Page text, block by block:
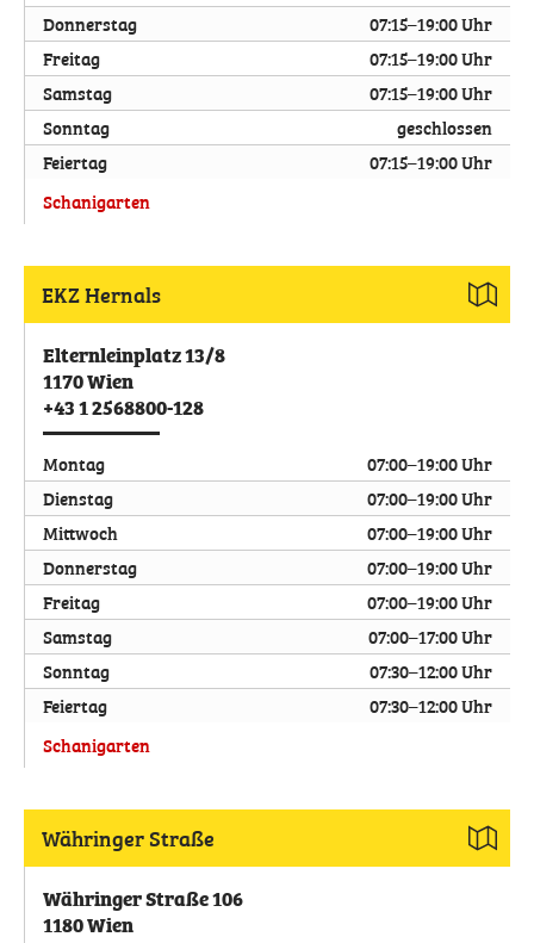
Donnerstag
07:15–19:00 Uhr
Freitag
07:15–19:00 Uhr
Samstag
07:15–19:00 Uhr
Sonntag
geschlossen
Feiertag
07:15–19:00 Uhr
Schanigarten
EKZ Hernals
Elternleinplatz 13/8
1170Wien
+43 1 2568800-128
Montag
07:00–19:00 Uhr
Dienstag
07:00–19:00 Uhr
Mittwoch
07:00–19:00 Uhr
Donnerstag
07:00–19:00 Uhr
Freitag
07:00–19:00 Uhr
Samstag
07:00–17:00 Uhr
Sonntag
07:30–12:00 Uhr
Feiertag
07:30–12:00 Uhr
Schanigarten
Währinger Straße
Währinger Straße 106
1180Wien